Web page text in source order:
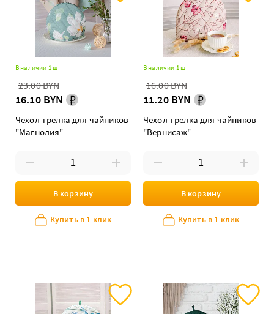
В наличии 1 шт
23.00 BYN
16.10 BYN
Чехол-грелка для чайников
"Магнолия"
В корзину
Купить в 1 клик
В наличии 1 шт
16.00 BYN
11.20 BYN
Чехол-грелка для чайников
"Вернисаж"
В корзину
Купить в 1 клик